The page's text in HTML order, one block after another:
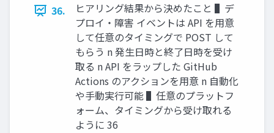
36.
ヒアリング結果から決めたこと ▌デ
プロイ・障害 イベントは API を⽤意
して任意のタイミングで POST して
もらう n 発⽣⽇時と終了⽇時を受け
取る n API をラップした GitHub
Actions のアクションを⽤意 n ⾃動化
や⼿動実⾏可能 ▌任意のプラットフ
ォーム、タイミングから受け取れる
ように 36